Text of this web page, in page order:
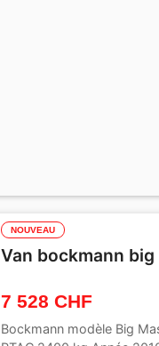
NOUVEAU
Van bockmann
7 528 CHF
Bockmann modèle Big